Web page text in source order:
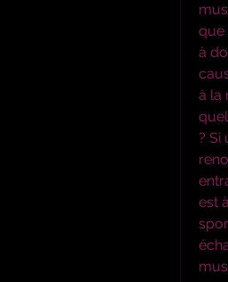
que
à
à la
? Si
est